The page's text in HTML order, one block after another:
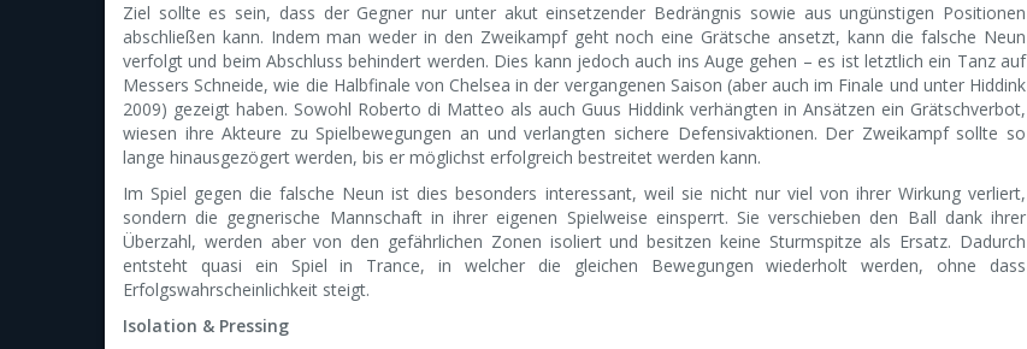
Ziel sollte es sein, dass der Gegner nur unter akut einsetzender Bedrängnis sowie aus ungünstigen Positionen
abschließen kann. Indem man weder in den Zweikampf geht noch eine Grätsche ansetzt, kann die falsche Neun
verfolgt und beim Abschluss behindert werden. Dies kann jedoch auch ins Auge gehen – es ist letztlich ein Tanz auf
Messers Schneide, wie die Halbfinale von Chelsea in der vergangenen Saison (aber auch im Finale und unter Hiddink
2009) gezeigt haben. Sowohl Roberto di Matteo als auch Guus Hiddink verhängten in Ansätzen ein Grätschverbot,
wiesen ihre Akteure zu Spielbewegungen an und verlangten sichere Defensivaktionen. Der Zweikampf sollte so
lange hinausgezögert werden, bis er möglichst erfolgreich bestreitet werden kann.
Im Spiel gegen die falsche Neun ist dies besonders interessant, weil sie nicht nur viel von ihrer Wirkung verliert,
sondern die gegnerische Mannschaft in ihrer eigenen Spielweise einsperrt. Sie verschieben den Ball dank ihrer
Überzahl, werden aber von den gefährlichen Zonen isoliert und besitzen keine Sturmspitze als Ersatz. Dadurch
entsteht quasi ein Spiel in Trance, in welcher die gleichen Bewegungen wiederholt werden, ohne dass
Erfolgswahrscheinlichkeit steigt.
Isolation & Pressing